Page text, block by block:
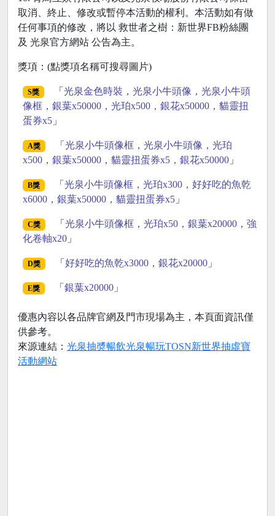
取消、終止、修改或暫停本活動的權利。本活動如有做
任何事項的修改，將以 救世者之樹：新世界FB粉絲團
及 光泉官方網站 公告為主。
獎項：(點獎項名稱可搜尋圖片)
S獎 「 光泉金色時裝，光泉小牛頭像，光泉小牛頭
像框，銀葉x50000，光珀x500，銀花x50000，貓靈扭
蛋券x5 」
A獎 「 光泉小牛頭像框，光泉小牛頭像，光珀
x500，銀葉x50000，貓靈扭蛋券x5，銀花x50000 」
B獎 「 光泉小牛頭像框，光珀x300，好好吃的魚乾
x6000，銀葉x50000，貓靈扭蛋券x5 」
C獎 「 光泉小牛頭像框，光珀x50，銀葉x20000，強
化卷軸x20 」
D獎 「 好好吃的魚乾x3000，銀花x20000」
E獎 「 銀葉x20000」
優惠內容以各品牌官網及門市現場為主，本頁面資訊僅
供參考。
來源連結： 光泉抽奬暢飲光泉暢玩TOSN新世界抽虛寶
活動網站